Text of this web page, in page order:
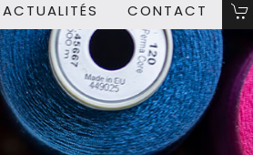
ACTUALITÉS CONTACT